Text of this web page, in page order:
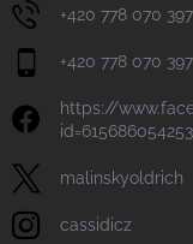
+420 778 070 397
+420 778 070 397
https://
malinskyoldrich
cassidicz